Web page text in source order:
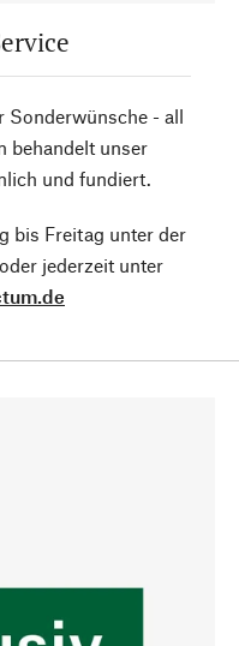
Sonderwünsche - all
behandelt unser
und fundiert.
bis Freitag unter der
jederzeit unter